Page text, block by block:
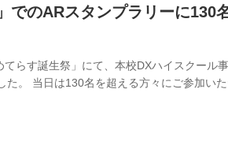
でのARスタンプラリーに130
らす誕生祭」にて、本校DXハイスクール
た。 当日は130名を超える方々にご参加い